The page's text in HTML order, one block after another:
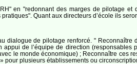
en "redonnant des marges de pilotage
Quant aux directeurs d’école ils
dialogue de pilotage renforcé. "
appui de l’équipe de direction
le monde économique) ; Reconnaître ces
pour plusieurs établissements ou